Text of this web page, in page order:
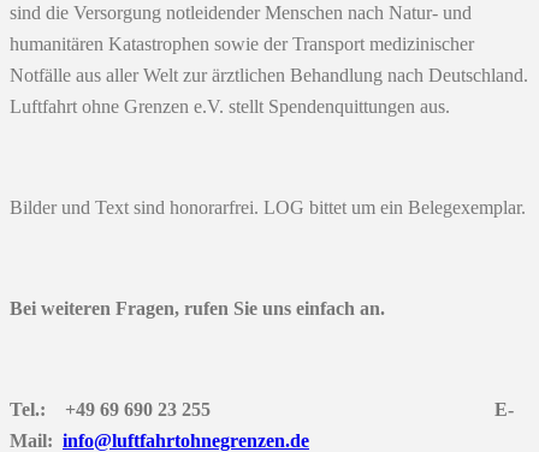
sind die Versorgung notleidender Menschen nach Natur- und
humanitären Katastrophen sowie der Transport medizinischer
Notfälle aus aller Welt zur ärztlichen Behandlung nach Deutschland.
Luftfahrt ohne Grenzen e.V. stellt Spendenquittungen aus.
Bilder und Text sind honorarfrei. LOG bittet um ein Belegexemplar.
Bei weiteren Fragen, rufen Sie uns einfach an.
Tel.: +49 69 690 23 255 E-
Mail: info@luftfahrtohnegrenzen.de